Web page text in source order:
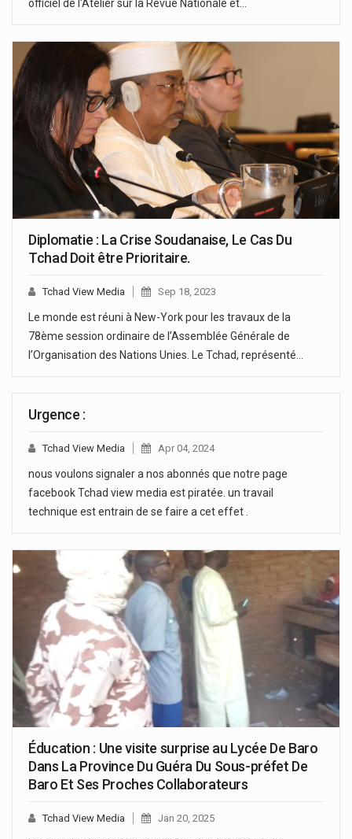
officiel de l'Atelier sur la Revue Nationale et…
Diplomatie : La Crise Soudanaise, Le Cas Du
Tchad Doit être Prioritaire.
Tchad View Media Sep 18, 2023
Le monde est réuni à New-York pour les travaux de la
78ème session ordinaire de l’Assemblée Générale de
l’Organisation des Nations Unies. Le Tchad, représenté…
Urgence :
Tchad View Media Apr 04, 2024
nous voulons signaler a nos abonnés que notre page
facebook Tchad view media est piratée. un travail
technique est entrain de se faire a cet effet .
Éducation : Une visite surprise au Lycée De Baro
Dans La Province Du Guéra Du Sous-préfet De
Baro Et Ses Proches Collaborateurs
Tchad View Media Jan 20, 2025